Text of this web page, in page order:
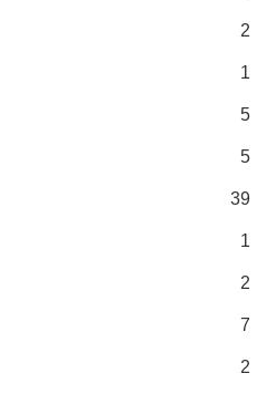
2
1
5
5
39
1
2
7
2